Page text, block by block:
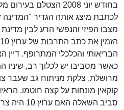
בחודש יוני 2008 הצטלם
לכתבת מיצג אותה הגדיר "המדינה
מצבו הפיזי והנפשי הרע לבין
הבריאותי והכלכלי המתרופף.
כאשר מסביבו יש לכלוך רב, שיניו
מרושלת, צלקת מניתוח גב שעבר
קוקאין מונחות על קצה חוטמו.
סביב השאלה